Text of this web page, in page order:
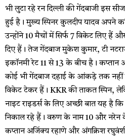
भी लुटा रहे रन दिल्ली की गेंदबाजी इस
हुई है। मुख्य स्पिनर कुलदीप यादव अपने
उन्होंने 10 मैचों में सिर्फ 7 विकेट लिए हैं
दिए हैं। तेज गेंदबाज मुकेश कुमार, टी
इकॉनमी रेट 11 से 13 के बीच है।
कोई भी गेंदबाज दहाई के आंकड़े तक नहीं
विकेट टेकर हैं। KKR की ताकत स्पिन,
नाइट राइडर्स के लिए अच्छी बात यह है कि
निकाल रहे हैं। वरुण के नाम 10 और नरेन
कप्तान अजिंक्य रहाणे और अंगक्रिश